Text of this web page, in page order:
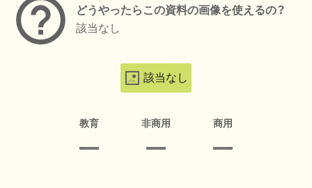
どうやったらこの資料の画像を使えるの？
該当なし
該当なし
教育 非商用 商用